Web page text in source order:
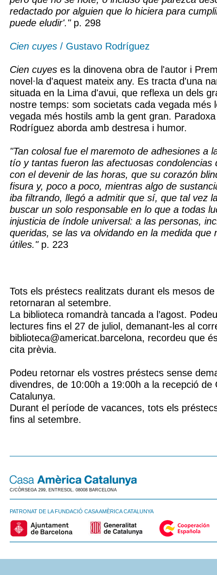
redactado por alguien que lo hiciera para
puede eludir'."p. 298
Cien cuyes / Gustavo Rodríguez
Cien cuyes es la dinovena obra de l'autor i
novel·la d'aquest mateix any. Es tracta d'una
situada en la Lima d'avui, que reflexa un dels
nostre temps: som societats cada vegada més
vegada més hostils amb la gent gran.
Rodríguez aborda amb destresa i humor.
"Tan colosal fue el maremoto de adhesiones a
tío y tantas fueron las afectuosas condolencias
con el devenir de las horas, que su corazón
fisura y, poco a poco, mientras algo de
iba filtrando, llegó a admitir que sí, que tal vez
buscar un solo responsable en lo que a todas
injusticia de índole universal: a las personas,
queridas, se las va olvidando en la medida que
útiles."p. 223
Tots els préstecs realitzats durant els mesos
retornaran al setembre.
La biblioteca romandrà tancada a l’agost.
lectures fins el 27 de juliol, demanant-les al
biblioteca@americat.barcelona, recordeu que
cita prèvia.
Podeu retornar els vostres préstecs sense
divendres, de 10:00h a 19:00h a la recepció de
Catalunya.
Durant el període de vacances, tots els
fins al setembre.
C/CÒRSEGA 299, ENTRESOL. 08008 BARCELONA
PATRONAT DE LA FUNDACIÓ CASA AMÈRICA CATALUNYA